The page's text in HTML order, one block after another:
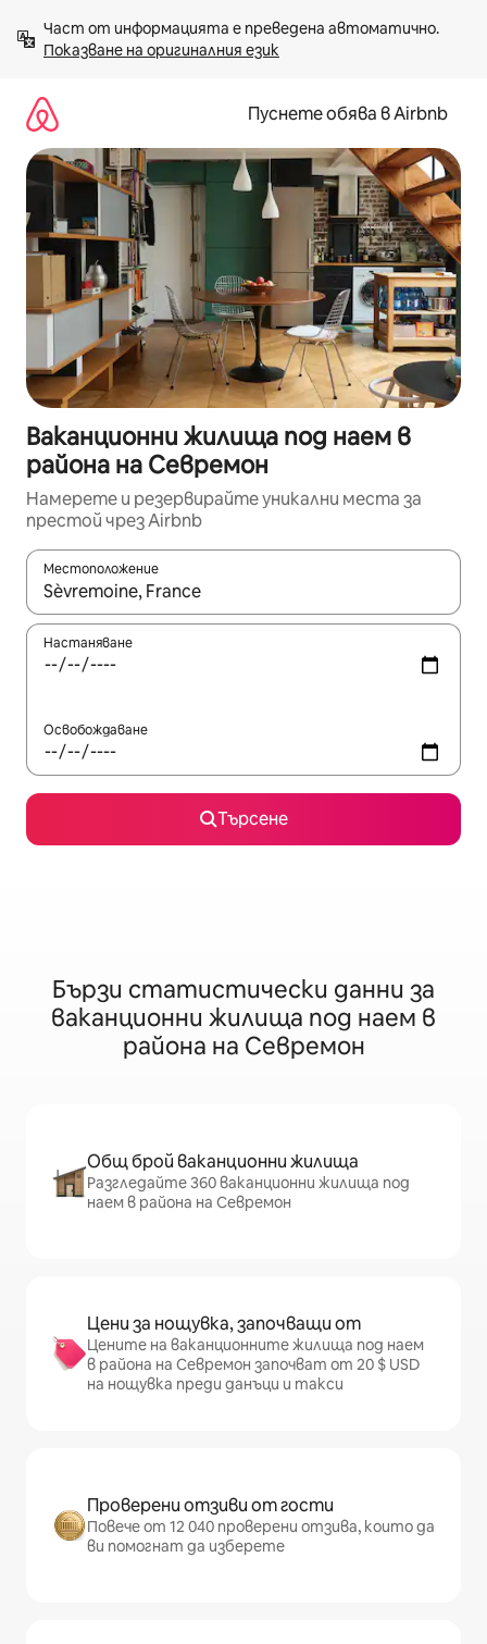
към
съдържанието
Показване на оригиналния език
Пуснете обява в Airbnb
Ваканционни жилища под наем в
района на Севремон
Намерете и резервирайте уникални места за
престой чрез Airbnb
Местоположение
Когато резултатите се покажат, използвайте
Настаняване
Освобождаване
Търсене
Бързи статистически данни за
ваканционни жилища под наем в
района на Севремон
Общ брой ваканционни жилища
Разгледайте 360 ваканционни жилища под
наем в района на Севремон
Цени за нощувка, започващи от
Цените на ваканционните жилища под наем
в района на Севремон започват от 20 $ USD
на нощувка преди данъци и такси
Проверени отзиви от гости
Повече от 12 040 проверени отзива, които да
ви помогнат да изберете